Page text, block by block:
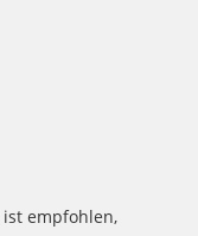
ist empfohlen,